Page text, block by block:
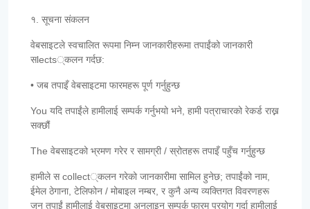
१. सूचना संकलन
वेबसाइटले स्वचालित रूपमा निम्न जानकारीहरूमा तपाईंको जानकारी
सlects्कलन गर्दछ:
• जब तपाइँ वेबसाइटमा फारमहरू पूर्ण गर्नुहुन्छ
You यदि तपाईंले हामीलाई सम्पर्क गर्नुभयो भने, हामी पत्राचारको रेकर्ड राख्न
सक्छौं
The वेबसाइटको भ्रमण गरेर र सामग्री / स्रोतहरू तपाइँ पहुँच गर्नुहुन्छ
हामीले स collect्कलन गरेको जानकारीमा सामिल हुनेछ; तपाईंको नाम,
ईमेल ठेगाना, टेलिफोन / मोबाइल नम्बर, र कुनै अन्य व्यक्तिगत विवरणहरू
जुन तपाईं हामीलाई वेबसाइटमा अनलाइन सम्पर्क फारम प्रयोग गर्दा हामीलाई